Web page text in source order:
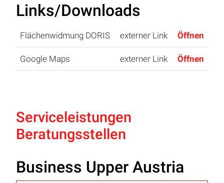
Links/Downloads
Flächenwidmung DORIS externer Link Öffnen
Google Maps externer Link Öffnen
Serviceleistungen
Beratungsstellen
Business Upper Austria